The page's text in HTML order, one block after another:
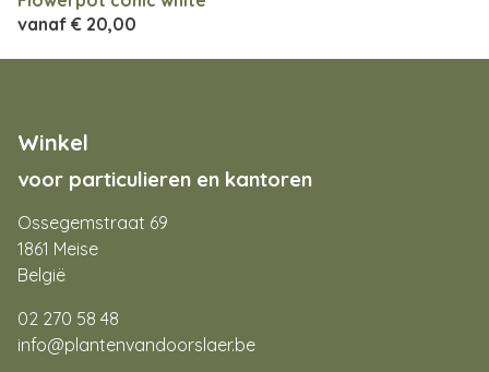
vanaf € 20,00
Winkel
voor particulieren en kantoren
Ossegemstraat 69
1861 Meise
België
02 270 58 48
info@plantenvandoorslaer.be